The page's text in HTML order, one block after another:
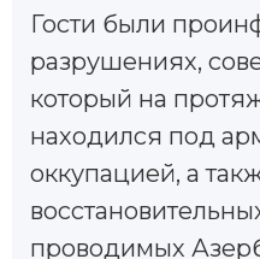
Гости были
разрушениях,
который на
находился под
оккупацией, а
проводимых